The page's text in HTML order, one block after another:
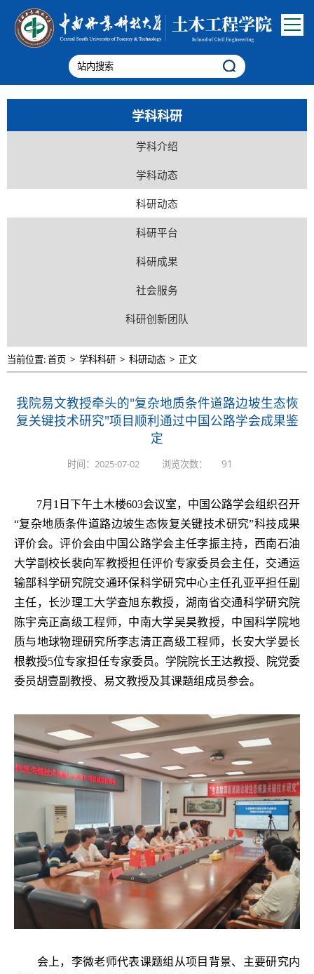
学科科研
学科介绍
学科动态
科研动态
科研平台
科研成果
社会服务
科研创新团队
当前位置:首页 > 学科科研 > 科研动态 > 正文
我院易文教授牵头的"复杂地质条件道路边坡生态恢
复关键技术研究"项目顺利通过中国公路学会成果鉴
定
时间：2025-07-02 浏览次数： 91
7月 1 日下午土木楼603会议室，中国公路学会组织召开
“复杂地质条件道路边坡生态恢复关键技术研究”科技成果
评价会。评价会由中国公路学会主任李振主持，西南石油
大学副校长裴向军教授担任评价专家委员会主任，交通运
输部科学研究院交通环保科学研究中心主任孔亚平担任副
主任，长沙理工大学查旭东教授，湖南省交通科学研究院
陈宇亮正高级工程师，中南大学吴昊教授，中国科学院地
质与地球物理研究所李志清正高级工程师，长安大学晏长
根教授5位专家担任专家委员。学院院长王达教授、院党委
委员胡壹副教授、易文教授及其课题组成员参会。
会上，李微老师代表课题组从项目背景、主要研究内